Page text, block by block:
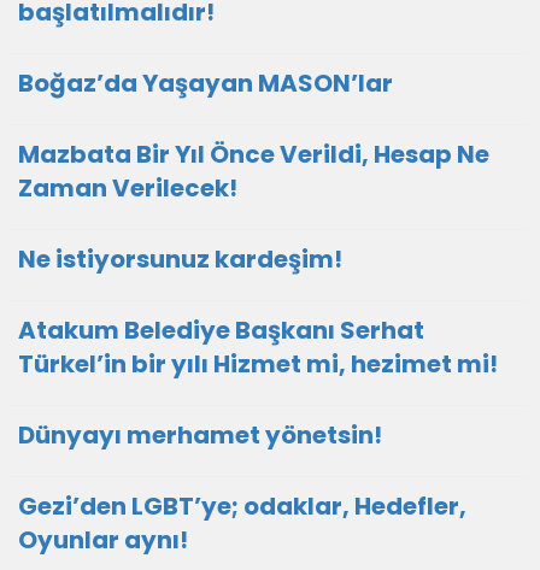
başlatılmalıdır!
Boğaz’da Yaşayan MASON’lar
Mazbata Bir Yıl Önce Verildi, Hesap Ne
Zaman Verilecek!
Ne istiyorsunuz kardeşim!
Atakum Belediye Başkanı Serhat
Türkel’in bir yılı Hizmet mi, hezimet mi!
Dünyayı merhamet yönetsin!
Gezi’den LGBT’ye; odaklar, Hedefler,
Oyunlar aynı!